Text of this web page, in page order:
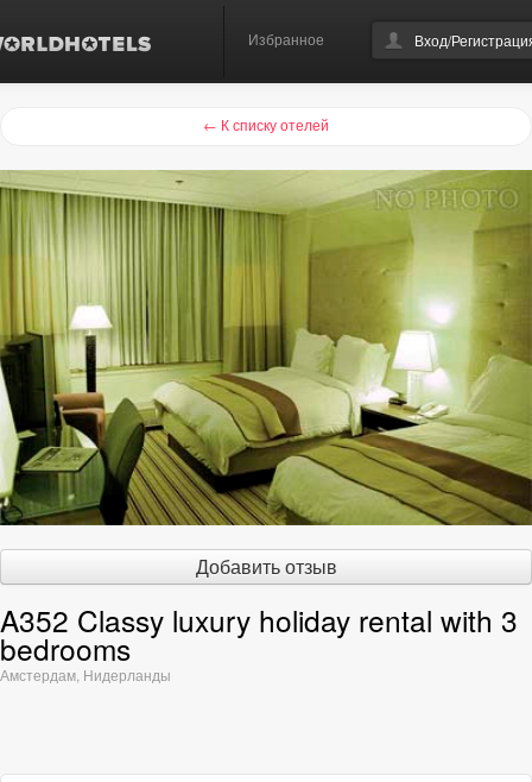
Избранное Вход/
← К списку отелей
Добавить отзыв
A352 Classy luxury holiday rental with 3
bedrooms
Амстердам Нидерланды